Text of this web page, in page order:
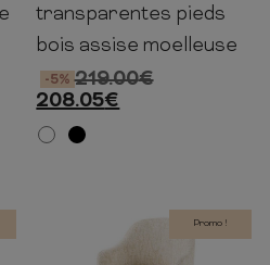
transparentes pieds
bois assise moelleuse
219.00€
-5%
208.05€
Promo !